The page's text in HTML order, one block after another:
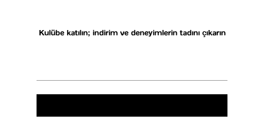
Kulübe katılın; indirim ve deneyimlerin tadını çıkarın